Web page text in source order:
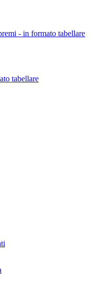
- in formato tabellare
tabellare